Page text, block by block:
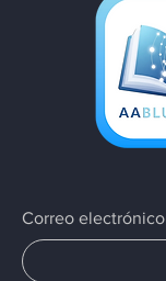
Correo electrónico